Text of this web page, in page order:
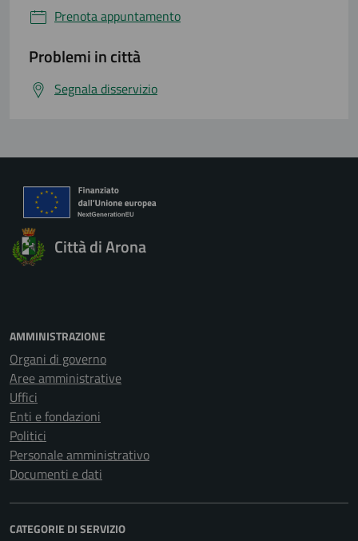
Prenota appuntamento
Problemi in città
Segnala disservizio
Città di Arona
AMMINISTRAZIONE
Organi di governo
Aree amministrative
Uffici
Enti e fondazioni
Politici
Personale amministrativo
Documenti e dati
CATEGORIE DI SERVIZIO